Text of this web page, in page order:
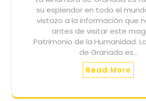
su esplendor en todo el
vistazo a la información que
antes de visitar este
Patrimonio de la Humanidad.
de Granada es…
Read More